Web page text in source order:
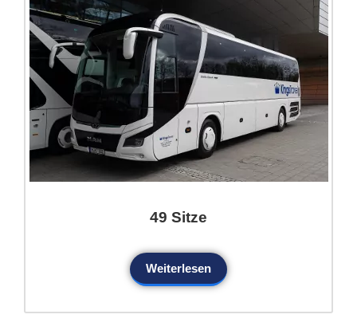
49 Sitze
Weiterlesen